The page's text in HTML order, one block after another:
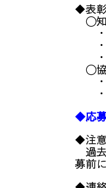
◆表
〇
・
・
・
〇
・
・
◆応
◆注
過
募前